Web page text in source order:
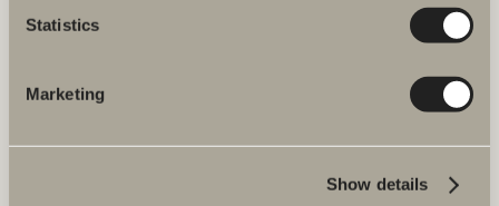
Statistics
Marketing
Show details